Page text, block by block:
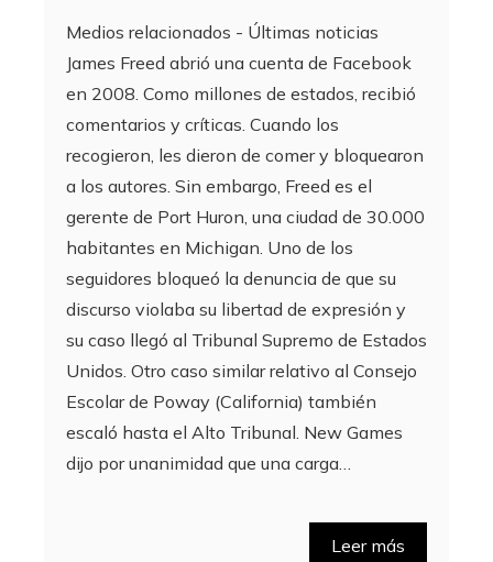
Medios relacionados - Últimas noticias
James Freed abrió una cuenta de Facebook
en 2008. Como millones de estados, recibió
comentarios y críticas. Cuando los
recogieron, les dieron de comer y bloquearon
a los autores. Sin embargo, Freed es el
gerente de Port Huron, una ciudad de 30.000
habitantes en Michigan. Uno de los
seguidores bloqueó la denuncia de que su
discurso violaba su libertad de expresión y
su caso llegó al Tribunal Supremo de Estados
Unidos. Otro caso similar relativo al Consejo
Escolar de Poway (California) también
escaló hasta el Alto Tribunal. New Games
dijo por unanimidad que una carga…
Leer más